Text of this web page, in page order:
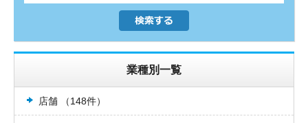
業種別一覧
店舗 （148件）